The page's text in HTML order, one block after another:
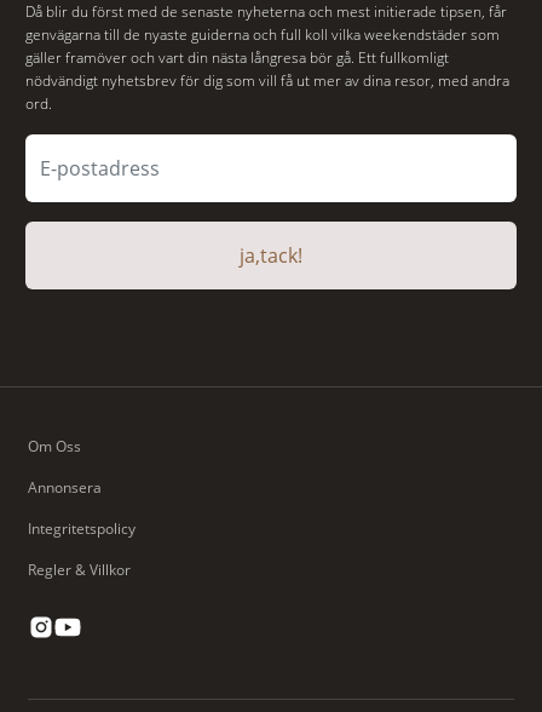
Då blir du först med de senaste nyheterna och mest initierade tipsen, får
genvägarna till de nyaste guiderna och full koll vilka weekendstäder som
gäller framöver och vart din nästa långresa bör gå. Ett fullkomligt
nödvändigt nyhetsbrev för dig som vill få ut mer av dina resor, med andra
ord.
ja,tack!
Om Oss
Annonsera
Integritetspolicy
Regler & Villkor